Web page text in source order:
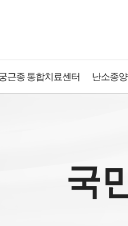
근종 통합치료센터 난소종
국